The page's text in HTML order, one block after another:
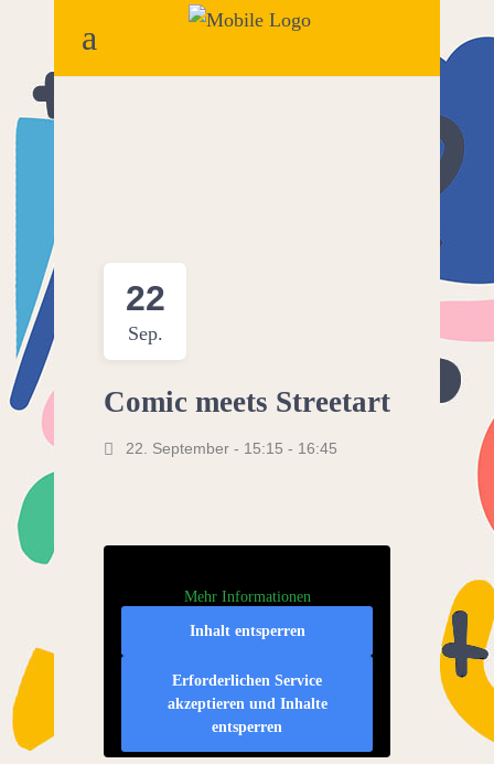
22
Sep.
Comic meets Streetart
22. September - 15:15 - 16:45
Mehr Informationen
Inhalt entsperren
Erforderlichen Service
akzeptieren und Inhalte
entsperren